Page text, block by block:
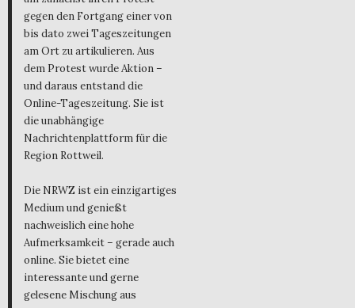
gegen den Fortgang einer von
bis dato zwei Tageszeitungen
am Ort zu artikulieren. Aus
dem Protest wurde Aktion –
und daraus entstand die
Online-Tageszeitung. Sie ist
die unabhängige
Nachrichtenplattform für die
Region Rottweil.
Die NRWZ ist ein einzigartiges
Medium und genießt
nachweislich eine hohe
Aufmerksamkeit – gerade auch
online. Sie bietet eine
interessante und gerne
gelesene Mischung aus